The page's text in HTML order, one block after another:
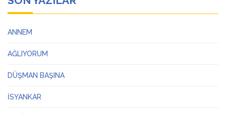
ANNEM
AĞLIYORUM
DÜŞMAN BAŞINA
İSYANKAR